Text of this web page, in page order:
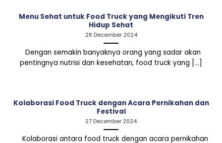
Menu Sehat untuk Food Truck yang Mengikuti Tren
Hidup Sehat
28 December 2024
Dengan semakin banyaknya orang yang sadar akan
pentingnya nutrisi dan kesehatan, food truck yang [...]
Kolaborasi Food Truck dengan Acara Pernikahan dan
Festival
27 December 2024
Kolaborasi antara food truck dengan acara pernikahan